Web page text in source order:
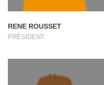
RENE ROUSSET
PRÉSIDENT